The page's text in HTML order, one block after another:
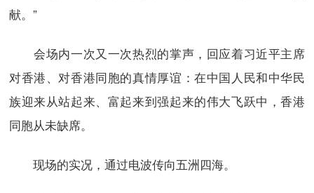
献。”
会场内一次又一次热烈的掌声，回应着习近平主席
对香港、对香港同胞的真情厚谊：在中国人民和中华民
族迎来从站起来、富起来到强起来的伟大飞跃中，香港
同胞从未缺席。
现场的实况，通过电波传向五洲四海。